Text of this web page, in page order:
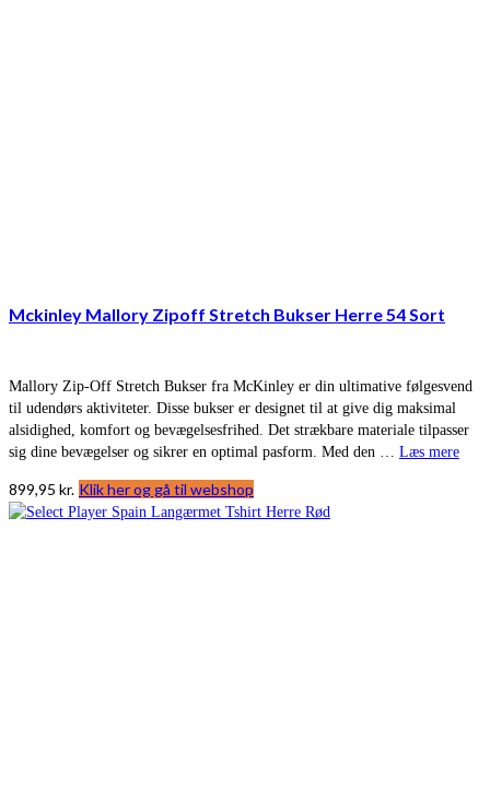
Mckinley Mallory Zipoff Stretch Bukser Herre 54 Sort
Mallory Zip-Off Stretch Bukser fra McKinley er din ultimative følgesvend
til udendørs aktiviteter. Disse bukser er designet til at give dig maksimal
alsidighed, komfort og bevægelsesfrihed. Det strækbare materiale tilpasser
sig dine bevægelser og sikrer en optimal pasform. Med den … Læs mere
899,95 kr. Klik her og gå til webshop